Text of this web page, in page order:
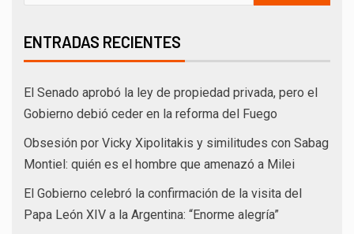
ENTRADAS RECIENTES
El Senado aprobó la ley de propiedad privada, pero el
Gobierno debió ceder en la reforma del Fuego
Obsesión por Vicky Xipolitakis y similitudes con Sabag
Montiel: quién es el hombre que amenazó a Milei
El Gobierno celebró la confirmación de la visita del
Papa León XIV a la Argentina: “Enorme alegría”